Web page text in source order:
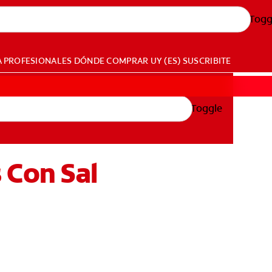
PROFESIONALES DÓNDE COMPRAR UY (ES) SUSCRIBITE
Toggle
Sal